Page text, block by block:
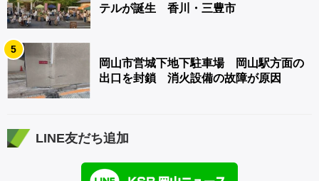
テルが誕生 香川・三豊市
5
岡山市営城下地下駐車場 岡山駅方面の
出口を封鎖 消火設備の故障が原因
LINE友だち追加